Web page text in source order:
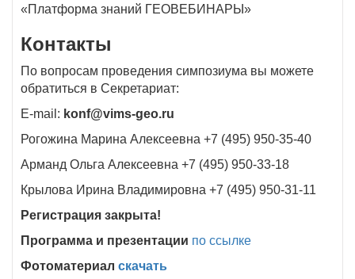
«Платформа знаний ГЕОВЕБИНАРЫ»
Контакты
По вопросам проведения симпозиума вы можете
обратиться в Секретариат:
E-mail: konf@vims-geo.ru
Рогожина Марина Алексеевна +7 (495) 950-35-40
Арманд Ольга Алексеевна +7 (495) 950-33-18
Крылова Ирина Владимировна +7 (495) 950-31-11
Регистрация закрыта!
Программа и презентации по ссылке
Фотоматериал скачать